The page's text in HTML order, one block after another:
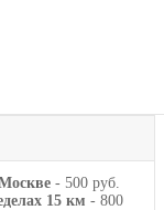
- 500 руб.
15 км - 800